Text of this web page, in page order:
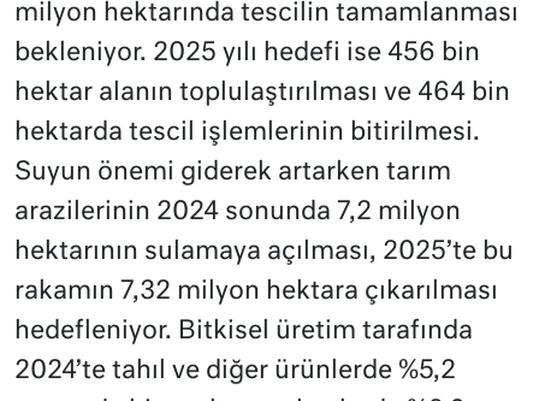
milyon hektarında tescilin tamamlanması
bekleniyor. 2025 yılı hedefi ise 456 bin
hektar alanın toplulaştırılması ve 464 bin
hektarda tescil işlemlerinin bitirilmesi.
Suyun önemi giderek artarken tarım
arazilerinin 2024 sonunda 7,2 milyon
hektarının sulamaya açılması, 2025’te bu
rakamın 7,32 milyon hektara çıkarılması
hedefleniyor. Bitkisel üretim tarafında
2024’te tahıl ve diğer ürünlerde %5,2